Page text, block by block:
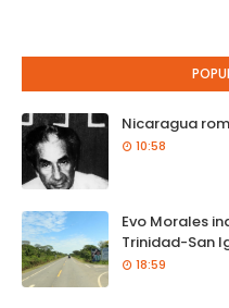
Nicaragua
10:58
Evo Morales
Trinidad-San
18:59